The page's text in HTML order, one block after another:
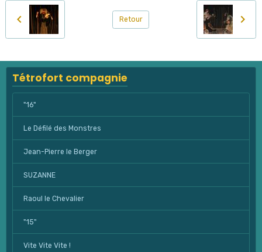
Retour
Tétrofort compagnie
"16"
Le Défilé des Monstres
Jean-Pierre le Berger
SUZANNE
Raoul le Chevalier
"15"
Vite Vite Vite !